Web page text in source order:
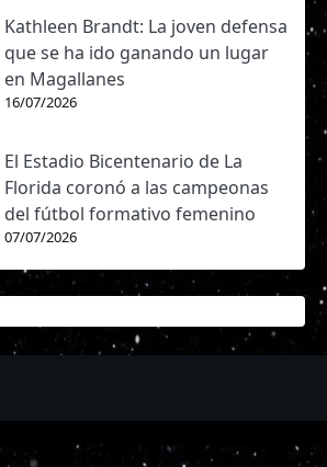
Kathleen Brandt: La joven defensa
que se ha ido ganando un lugar
en Magallanes
16/07/2026
El Estadio Bicentenario de La
Florida coronó a las campeonas
del fútbol formativo femenino
07/07/2026